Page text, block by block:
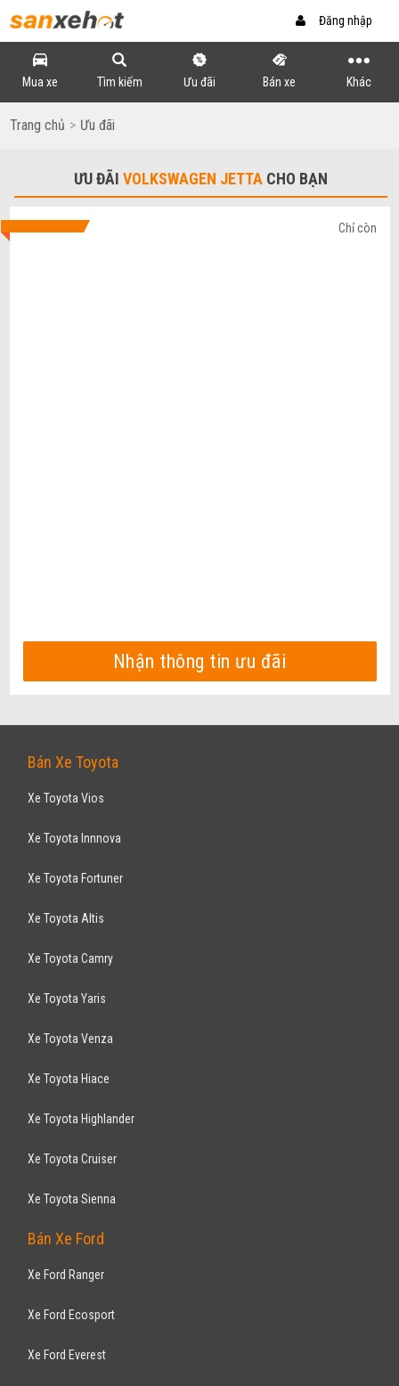
Đăng nhập
Mua xe Tìm kiếm Ưu đãi Bán xe Khác
Trang chủ Ưu đãi
ƯU ĐÃI VOLKSWAGEN JETTACHO BẠN
Chỉ còn
Nhận thông tin ưu đãi
Bán Xe Toyota
Xe Toyota Vios
Xe Toyota Innnova
Xe Toyota Fortuner
Xe Toyota Altis
Xe Toyota Camry
Xe Toyota Yaris
Xe Toyota Venza
Xe Toyota Hiace
Xe Toyota Highlander
Xe Toyota Cruiser
Xe Toyota Sienna
Bán Xe Ford
Xe Ford Ranger
Xe Ford Ecosport
Xe Ford Everest